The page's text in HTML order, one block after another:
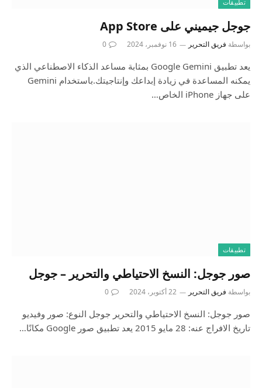
تطبيقات
بواسطة فريق التحرير 16 نوفمبر، 2024 0
يعد تطبيق Google Gemini بمثابة مساعد الذكاء الاصطناعي الذي
يمكنه المساعدة في زيادة إبداعك وإنتاجيتك.باستخدام Gemini
على جهاز iPhone الخاص…
تطبيقات
صور جوجل: النسخ الاحتياطي والتحرير – جوجل
بواسطة فريق التحرير 22 أكتوبر، 2024 0
صور جوجل: النسخ الاحتياطي والتحرير جوجل النوع: صور وفيديو
تاريخ الافراج عنه: 28 مايو 2015 يعد تطبيق صور Google مكانًا…